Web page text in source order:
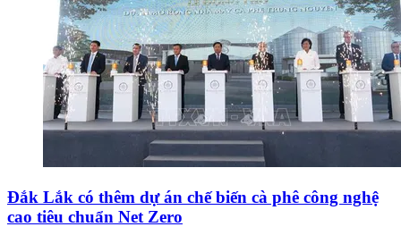
Đắk Lắk có thêm dự án chế biến cà phê công nghệ
cao tiêu chuẩn Net Zero